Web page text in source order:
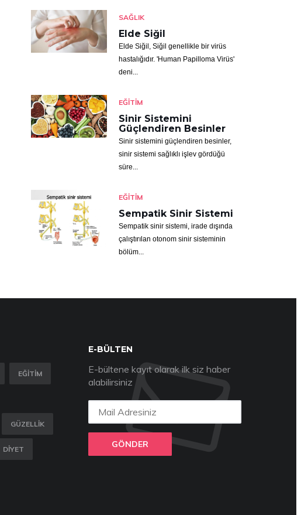
SAĞLIK
Elde Siğil
Elde Siğil, Siğil genellikle bir virüs
hastalığıdır. 'Human Papilloma Virüs'
deni...
EĞITIM
Sinir Sistemini
Güçlendiren Besinler
Sinir sistemini güçlendiren besinler,
sinir sistemi sağlıklı işlev gördüğü
süre...
EĞITIM
Sempatik Sinir Sistemi
Sempatik sinir sistemi, irade dışında
çalıştırılan otonom sinir sisteminin
bölüm...
EĞITIM
GÜZELLIK
DIYET
E-BÜLTEN
E-bültene kayıt olarak ilk siz haber
alabilirsiniz
GÖNDER